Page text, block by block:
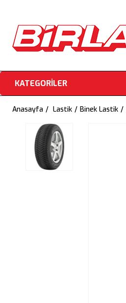
KATEGORİLER
Anasayfa Lastik Binek Lastik